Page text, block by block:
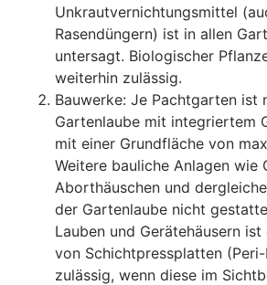
Unkrautvernichtungsmittel
Rasendüngern) ist in allen
untersagt. Biologischer
weiterhin zulässig.
Bauwerke: Je Pachtgarten ist
Gartenlaube mit integriertem
mit einer Grundfläche von
Weitere bauliche Anlagen wie
Aborthäuschen und
der Gartenlaube nicht
Lauben und Gerätehäusern
von Schichtpressplatten
zulässig, wenn diese im